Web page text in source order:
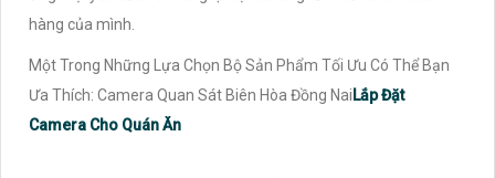
hàng của mình.
Một Trong Những Lựa Chọn Bộ Sản Phẩm Tối Ưu Có Thể Bạn
Ưa Thích: Camera Quan Sát Biên Hòa Đồng Nai Lắp Đặt
Camera Cho Quán Ăn